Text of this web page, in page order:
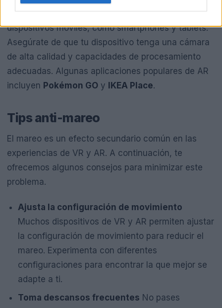
La AR puede ser experimentada a través de
dispositivos móviles, como smartphones y tablets.
Asegúrate de que tu dispositivo tenga una cámara
de alta calidad y capacidades de procesamiento
adecuadas. Algunas aplicaciones populares de AR
incluyen Pokémon GO y IKEA Place.
Tips anti-mareo
El mareo es un efecto secundario común en las
experiencias de VR y AR. A continuación, te
ofrecemos algunos consejos para minimizar este
problema.
Ajusta la configuración de movimiento
Muchos dispositivos de VR y AR permiten ajustar
la configuración de movimiento para reducir el
mareo. Experimenta con diferentes
configuraciones para encontrar la que mejor se
adapte a ti.
Toma descansos frecuentes No pases